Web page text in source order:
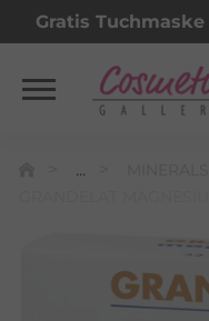
Gratis Tuchmaske
...